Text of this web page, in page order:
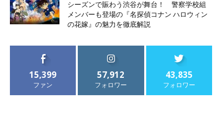
シーズンで賑わう渋谷が舞台！ 警察学校組
メンバーも登場の『名探偵コナン ハロウィン
の花嫁』の魅力を徹底解説
15,399
ファン
57,912
フォロワー
43,835
フォロワー